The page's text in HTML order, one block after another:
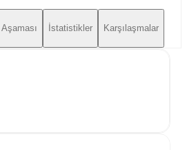
İstatistikler Karşılaşmalar